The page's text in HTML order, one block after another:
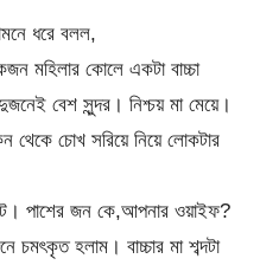
ধরে বলল,
মহিলার কোলে একটা বাচ্চা
বেশ সুন্দর। নিশ্চয় মা মেয়ে।
থেকে চোখ সরিয়ে নিয়ে লোকটার
পাশের জন কে,আপনার ওয়াইফ?
চমৎকৃত হলাম। বাচ্চার মা শব্দটা